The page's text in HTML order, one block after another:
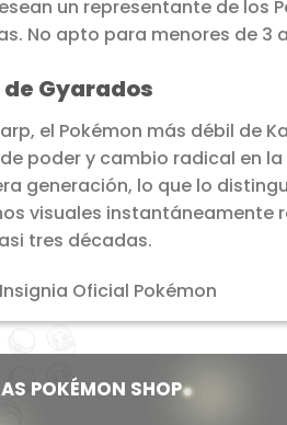
un representante de los
No apto para menores de 3
Gyarados
el Pokémon más débil de
poder y cambio radical en
generación, lo que lo
visuales instantáneamente
tres décadas.
Oficial Pokémon
POKÉMON SHOP